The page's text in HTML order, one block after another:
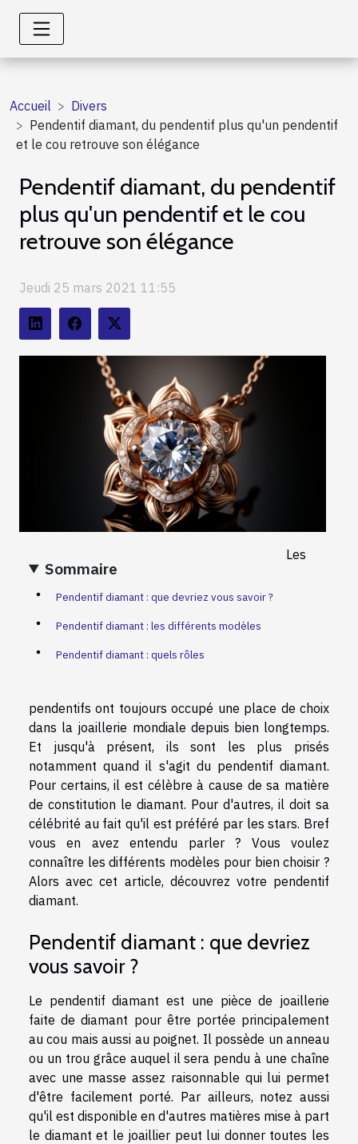
Accueil
Divers
Pendentif diamant, du pendentif plus qu'un pendentif
et le cou retrouve son élégance
Pendentif diamant, du pendentif
plus qu'un pendentif et le cou
retrouve son élégance
Jeudi 25 mars 2021 11:55
Sommaire
Pendentif diamant : que devriez vous savoir ?
Pendentif diamant : les différents modèles
Pendentif diamant : quels rôles
Les
pendentifs ont toujours occupé une place de choix
dans la joaillerie mondiale depuis bien longtemps.
Et jusqu'à présent, ils sont les plus prisés
notamment quand il s'agit du pendentif diamant.
Pour certains, il est célèbre à cause de sa matière
de constitution le diamant. Pour d'autres, il doit sa
célébrité au fait qu'il est préféré par les stars. Bref
vous en avez entendu parler ? Vous voulez
connaître les différents modèles pour bien choisir ?
Alors avec cet article, découvrez votre pendentif
diamant.
Pendentif diamant : que devriez
vous savoir ?
Le pendentif diamant est une pièce de joaillerie
faite de diamant pour être portée principalement
au cou mais aussi au poignet. Il possède un anneau
ou un trou grâce auquel il sera pendu à une chaîne
avec une masse assez raisonnable qui lui permet
d'être facilement porté. Par ailleurs, notez aussi
qu'il est disponible en d'autres matières mise à part
le diamant et le joaillier peut lui donner toutes les